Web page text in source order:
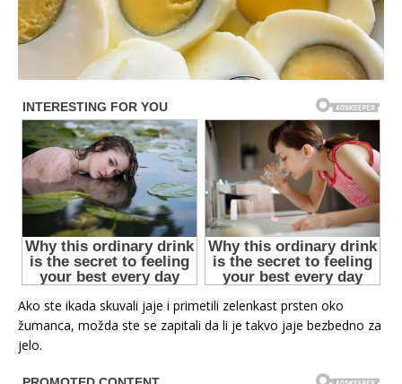
Ako ste ikada skuvali jaje i primetili zelenkast prsten oko
žumanca, možda ste se zapitali da li je takvo jaje bezbedno za
jelo.